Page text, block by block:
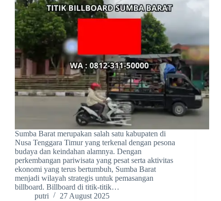
Sumba Barat merupakan salah satu kabupaten di
Nusa Tenggara Timur yang terkenal dengan pesona
budaya dan keindahan alamnya. Dengan
perkembangan pariwisata yang pesat serta aktivitas
ekonomi yang terus bertumbuh, Sumba Barat
menjadi wilayah strategis untuk pemasangan
billboard. Billboard di titik-titik…
putri
27 August 2025